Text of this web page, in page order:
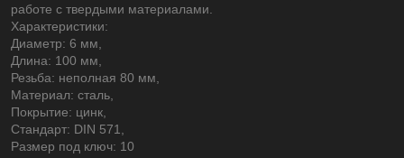
работе с твердыми материалами.
Характеристики:
Диаметр: 6 мм,
Длина: 100 мм,
Резьба: неполная 80 мм,
Материал: сталь,
Покрытие: цинк,
Стандарт: DIN 571,
Размер под ключ: 10